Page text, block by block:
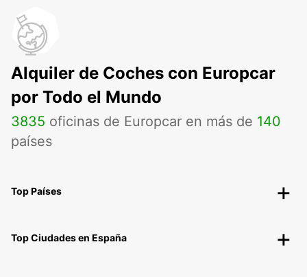
Alquiler de Coches con Europcar
por Todo el Mundo
3835 oficinas de Europcar en más de 140
países
Top Países
Top Ciudades en España